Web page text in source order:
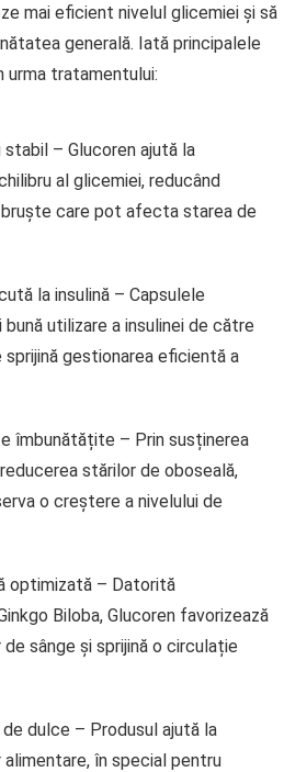
mai eficient nivelul glicemiei și să
generală. Iată principalele
tratamentului:
– Glucoren ajută la
al glicemiei, reducând
care pot afecta starea de
la insulină – Capsulele
utilizare a insulinei de către
sprijină gestionarea eficientă a
îmbunătățite – Prin susținerea
stărilor de oboseală,
o creștere a nivelului de
optimizată – Datorită
Biloba, Glucoren favorizează
sânge și sprijină o circulație
dulce – Produsul ajută la
în special pentru